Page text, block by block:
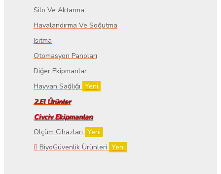
Silo Ve Aktarma
Havalandırma Ve Soğutma
Isıtma
Otomasyon Panoları
Diğer Ekipmanlar
Hayvan Sağlığı Yeni
2.El Ürünler
Civciv Ekipmanları
Ölçüm Cihazları Yeni
BiyoGüvenlik Ürünleri Yeni